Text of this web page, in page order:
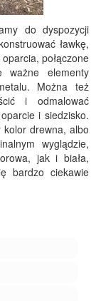
do dyspozycji
ławkę,
połączone
ważne elementy
Można też
i odmalować
i siedzisko.
kolor drewna, albo
wyglądzie,
jak i biała,
bardzo ciekawie